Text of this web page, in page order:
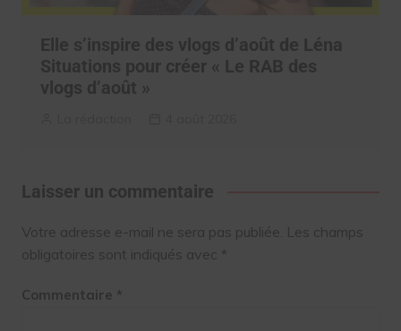
Elle s’inspire des vlogs d’août de Léna
Situations pour créer « Le RAB des
vlogs d’août »
Laisser un commentaire
Votre adresse e-mail ne sera pas publiée. Les champs
obligatoires sont indiqués avec *
Commentaire *